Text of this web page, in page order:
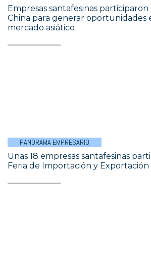
Empresas santafesinas
China para generar oportunidades
mercado asiático
PANORAMA EMPRESARIO
Unas 18 empresas santafesinas
Feria de Importación y Exportación